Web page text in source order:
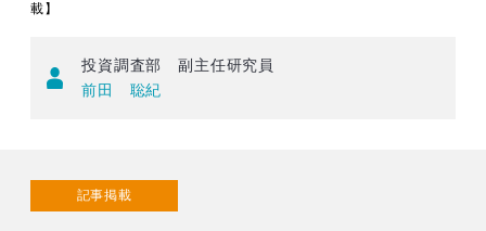
載】
投資調査部 副主任研究員
前田 聡紀
記事掲載